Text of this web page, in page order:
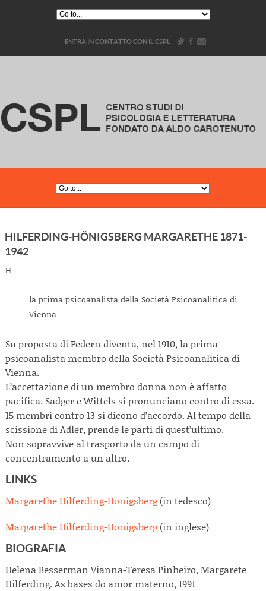
ENTRA IN CONTATTO CON IL CSPL
HILFERDING-HÖNIGSBERG MARGARETHE 1871-
1942
H
la prima psicoanalista della Società Psicoanalitica di
Vienna
Su proposta di Federn diventa, nel 1910, la prima
psicoanalista membro della Società Psicoanalitica di
Vienna.
L’accettazione di un membro donna non è affatto
pacifica. Sadger e Wittels si pronunciano contro di essa.
15 membri contro 13 si dicono d’accordo. Al tempo della
scissione di Adler, prende le parti di quest’ultimo.
Non sopravvive al trasporto da un campo di
concentramento a un altro.
LINKS
Margarethe Hilferding-Hönigsberg (in tedesco)
Margarethe Hilferding-Hönigsberg (in inglese)
BIOGRAFIA
Helena Besserman Vianna-Teresa Pinheiro, Margarete
Hilferding. As bases do amor materno, 1991